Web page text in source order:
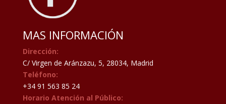
MAS INFORMACIÓN
Dirección:
C/ Virgen de Aránzazu, 5, 28034, Madrid
Teléfono:
+34 91 563 85 24
Horario Atención al Público: